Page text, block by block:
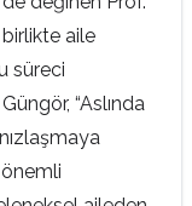
aile
süreci
“Aslında
önemli